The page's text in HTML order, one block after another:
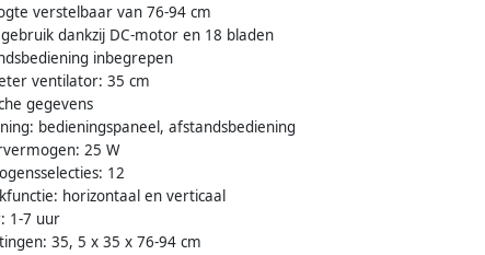
verstelbaar van 76-94 cm
dankzij DC-motor en 18 bladen
inbegrepen
ventilator: 35 cm
gegevens
bedieningspaneel, afstandsbediening
25 W
12
horizontaal en verticaal
1-7 uur
35, 5 x 35 x 76-94 cm